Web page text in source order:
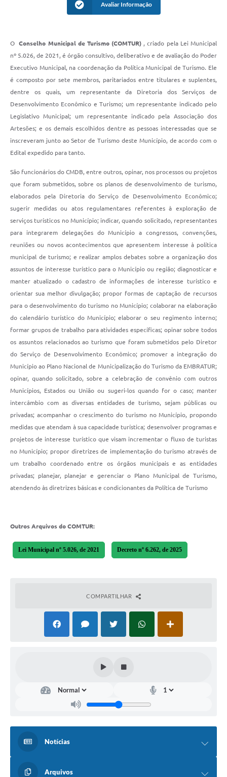
Avaliar Informação
OConselho Municipal de Turismo (COMTUR) , criado pela Lei Municipal
nº 5.026, de 2021, é órgão consultivo, deliberativo e de avaliação do Poder
Executivo Municipal, na coordenação da Política Municipal de Turismo. Ele
é composto por sete membros, paritariados entre titulares e suplentes,
dentre os quais, um representante da Diretoria dos Serviços de
Desenvolvimento Econômico e Turismo; um representante indicado pelo
Legislativo Municipal; um representante indicado pela Associação dos
Artesões; e os demais escolhidos dentre as pessoas interessadas que se
inscreveram junto ao Setor de Turismo deste Município, de acordo com o
Edital expedido para tanto.
São funcionários do CMDB, entre outros, opinar, nos processos ou projetos
que foram submetidos, sobre os planos de desenvolvimento de turismo,
elaborados pela Diretoria do Serviço de Desenvolvimento Econômico;
sugerir medidas ou atos regulamentares referentes à exploração de
serviços turísticos no Município; indicar, quando solicitado, representantes
para integrarem delegações do Município a congressos, convenções,
reuniões ou novos acontecimentos que apresentem interesse à política
municipal de turismo; e realizar amplos debates sobre a organização dos
assuntos de interesse turístico para o Município ou região; diagnosticar e
manter atualizado o cadastro de informações de interesse turístico e
orientar sua melhor divulgação; propor formas de captação de recursos
para o desenvolvimento do turismo no Município; colaborar na elaboração
do calendário turístico do Município; elaborar o seu regimento interno;
formar grupos de trabalho para atividades específicas; opinar sobre todos
os assuntos relacionados ao turismo que foram submetidos pelo Diretor
do Serviço de Desenvolvimento Econômico; promover a integração do
Município ao Plano Nacional de Municipalização do Turismo da EMBRATUR;
opinar, quando solicitado, sobre a celebração de convênio com outros
Municípios, Estados ou União ou sugeri-los quando for o caso; manter
intercâmbio com as diversas entidades de turismo, sejam públicas ou
privadas; acompanhar o crescimento do turismo no Município, propondo
medidas que atendam à sua capacidade turística; desenvolver programas e
projetos de interesse turístico que visam incrementar o fluxo de turistas
no Município; propor diretrizes de implementação do turismo através de
um trabalho coordenado entre os órgãos municipais e as entidades
privadas; planejar, planejar e gerenciar o Plano Municipal de Turismo,
atendendo às diretrizes básicas e condicionantes da Política de Turismo
Outros Arquivos do COMTUR:
Lei Municipal nº 5.026, de 2021 Decreto nº 6.262, de 2025
COMPARTILHAR
Notícias
Arquivos